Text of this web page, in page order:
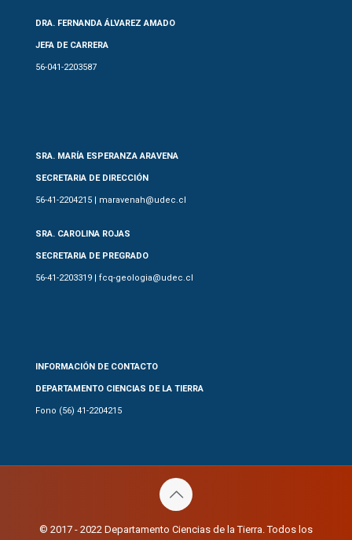
DRA. FERNANDA ÁLVAREZ AMADO
JEFA DE CARRERA
56-041-2203587
SRA. MARÍA ESPERANZA ARAVENA
SECRETARIA DE DIRECCIÓN
56-41-2204215 | maravenah@udec.cl
SRA. CAROLINA ROJAS
SECRETARIA DE PREGRADO
56-41-2203319 | fcq-geologia@udec.cl
INFORMACIÓN DE CONTACTO
DEPARTAMENTO CIENCIAS DE LA TIERRA
Fono (56) 41-2204215
© 2017 - 2022 Departamento Ciencias de la Tierra. Todos los